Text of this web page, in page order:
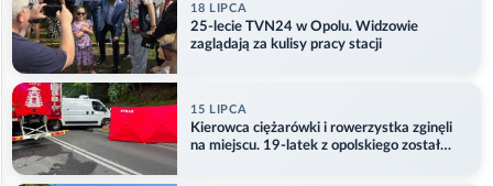
18 LIPCA
25-lecie TVN24 w Opolu. Widzowie
zaglądają za kulisy pracy stacji
15 LIPCA
Kierowca ciężarówki i rowerzystka zginęli
na miejscu. 19-latek z opolskiego został